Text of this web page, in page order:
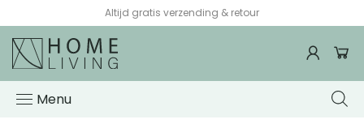
Altijd gratis verzending & retour
Menu